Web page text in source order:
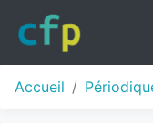
Accueil